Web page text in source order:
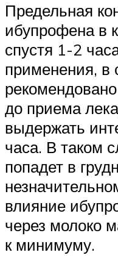
Предельная
ибупрофена в
спустя 1-2
применения, в
до приема
выдержать
часа. В таком
попадет в
влияние
через молоко
к минимуму.